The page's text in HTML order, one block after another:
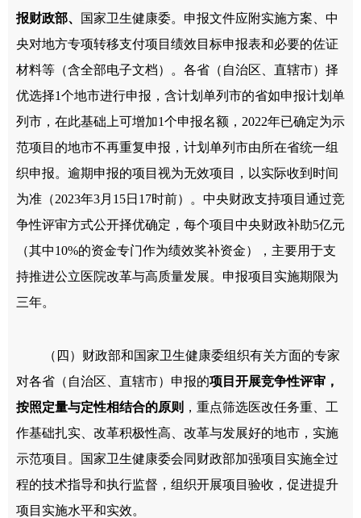
报财政部、
国家卫生健康委。申报文件应附实施方案、中
央对地方专项转移支付项目绩效目标申报表和必要的佐证
材料等（含全部电子文档）。各省（自治区、直辖市）择
优选择1个地市进行申报，含计划单列市的省如申报计划单
列市，在此基础上可增加1个申报名额，2022年已确定为示
范项目的地市不再重复申报，计划单列市由所在省统一组
织申报。逾期申报的项目视为无效项目，以实际收到时间
为准（2023年3月15日17时前）。中央财政支持项目通过竞
争性评审方式公开择优确定，每个项目中央财政补助5亿元
（其中10%的资金专门作为绩效奖补资金），主要用于支
持推进公立医院改革与高质量发展。申报项目实施期限为
三年。
（四）财政部和国家卫生健康委组织有关方面的专家
对各省（自治区、直辖市）申报的项目开展竞争性评审，
按照定量与定性相结合的原则 ，重点筛选医改任务重、工
作基础扎实、改革积极性高、改革与发展好的地市，实施
示范项目。国家卫生健康委会同财政部加强项目实施全过
程的技术指导和执行监督，组织开展项目验收，促进提升
项目实施水平和实效。